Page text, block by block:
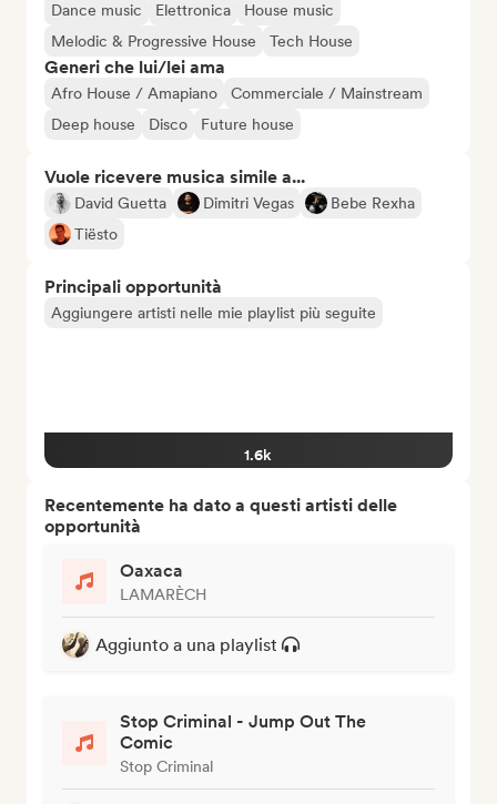
Dance music Elettronica
House music
Melodic & Progressive House
Tech House
Generi che lui/lei ama
Afro House / Amapiano
Commerciale / Mainstream
Deep house
Disco Future house
Vuole ricevere musica simile a...
David Guetta Dimitri Vegas
Bebe Rexha
Tiësto
Principali opportunità
Aggiungere artisti nelle mie playlist più seguite
1.6k
Recentemente ha dato a questi artisti delle
opportunità
Oaxaca
LAMARÈCH
Aggiunto a una playlist
Stop Criminal - Jump Out The
Comic
Stop Criminal